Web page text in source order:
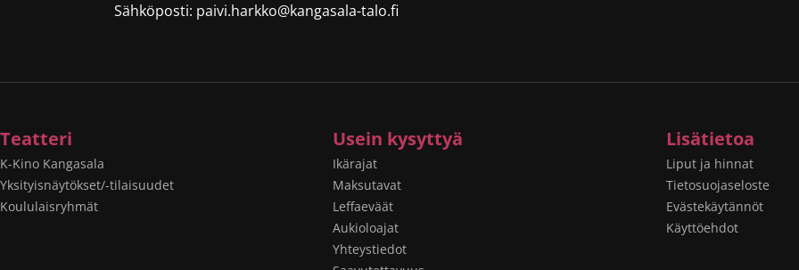
Sähköposti: paivi.harkko@kangasala-talo.fi
Teatteri
K-Kino Kangasala
Yksityisnäytökset/-tilaisuudet
Koululaisryhmät
Usein kysyttyä
Ikärajat
Maksutavat
Leffaeväät
Aukioloajat
Yhteystiedot
Lisätietoa
Liput ja hinnat
Tietosuojaseloste
Evästekäytännöt
Käyttöehdot